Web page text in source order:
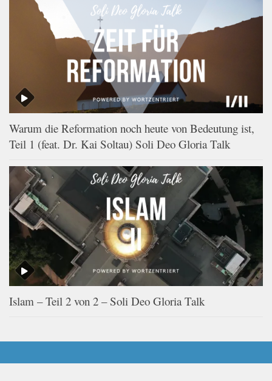
Warum die Reformation noch heute von Bedeutung ist,
Teil 1 (feat. Dr. Kai Soltau) Soli Deo Gloria Talk
Islam – Teil 2 von 2 – Soli Deo Gloria Talk